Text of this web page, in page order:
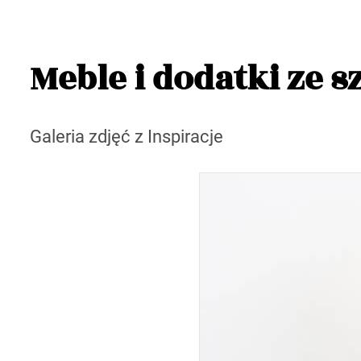
Meble i dodatki ze
Galeria zdjęć z Inspiracje